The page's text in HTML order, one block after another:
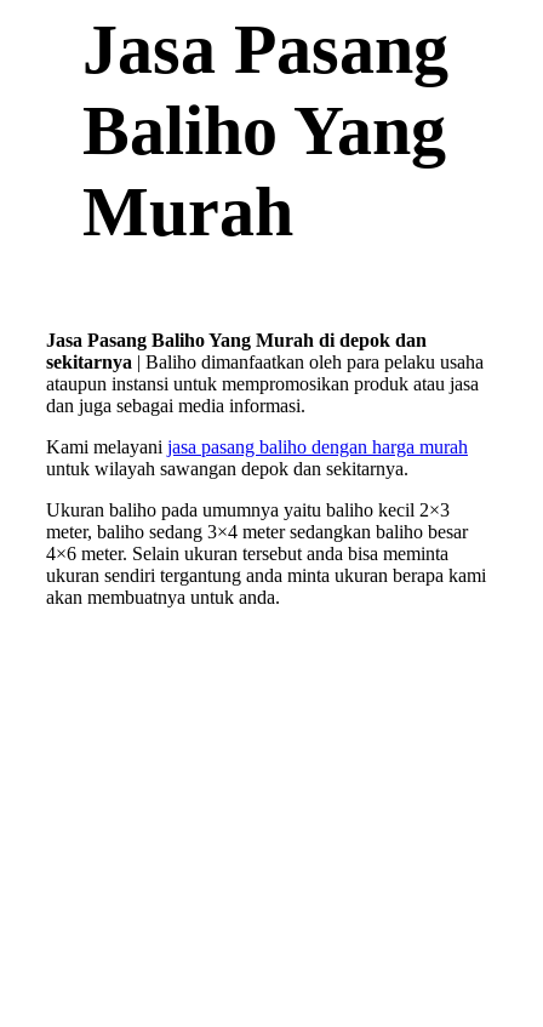
Jasa Pasang
Baliho Yang
Murah
Jasa Pasang Baliho Yang Murah di depok dan
sekitarnya | Baliho dimanfaatkan oleh para pelaku usaha
ataupun instansi untuk mempromosikan produk atau jasa
dan juga sebagai media informasi.
Kami melayani jasa pasang baliho dengan harga murah
untuk wilayah sawangan depok dan sekitarnya.
Ukuran baliho pada umumnya yaitu baliho kecil 2×3
meter, baliho sedang 3×4 meter sedangkan baliho besar
4×6 meter. Selain ukuran tersebut anda bisa meminta
ukuran sendiri tergantung anda minta ukuran berapa kami
akan membuatnya untuk anda.